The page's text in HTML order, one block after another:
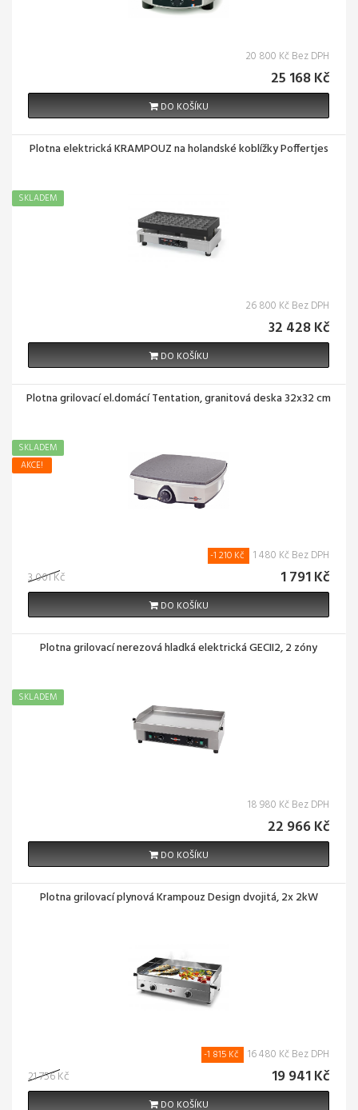
20 800 Kč Bez DPH
25 168 Kč
DO KOŠÍKU
Plotna elektrická KRAMPOUZ na holandské koblížky Poffertjes
SKLADEM
26 800 Kč Bez DPH
32 428 Kč
DO KOŠÍKU
Plotna grilovací el.domácí Tentation, granitová deska 32x32 cm
AKCE!
SKLADEM
3 001 Kč
-1 210 Kč 1 480 Kč Bez DPH
1 791 Kč
DO KOŠÍKU
Plotna grilovací nerezová hladká elektrická GECII2, 2 zóny
SKLADEM
18 980 Kč Bez DPH
22 966 Kč
DO KOŠÍKU
Plotna grilovací plynová Krampouz Design dvojitá, 2x 2kW
21 756 Kč
-1 815 Kč 16 480 Kč Bez DPH
19 941 Kč
DO KOŠÍKU